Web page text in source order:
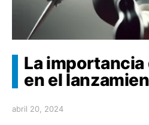
La
en el
abril 20, 2024